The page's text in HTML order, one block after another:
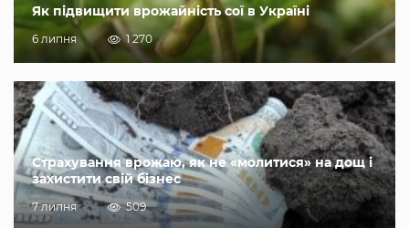
Як підвищити врожайність сої в Україні
6 липня 1 270
Страхування врожаю, як не «молитися» на дощ і
захистити свій бізнес
7 липня 509